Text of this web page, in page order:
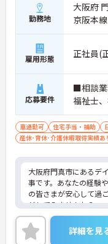
勤務地
大阪府
京阪本
雇用形態 正社員(
応募要件
■相談
福祉士
車通勤可 住宅手当・補助
産休･育休･介護休暇取得実績あ
大阪府門真市にあるデ
事です。あなたの経験
の皆さまが安心して過
ジしてみませんか？
ご興味ある方には、面
詳細をお話しいたしま
い。
詳細を見